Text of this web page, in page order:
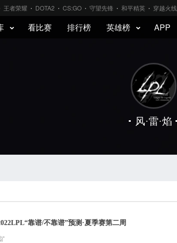
王者荣耀 DOTA2 CS:GO 守望先锋 和平精英 穿越火线
看比赛 排行榜 英雄榜 APP
风·雷·焰
靠谱/不靠谱”预测·夏季赛第二周